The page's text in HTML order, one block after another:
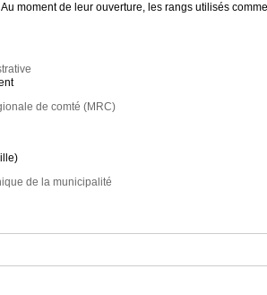
moment de leur ouverture, les rangs utilisés
de comté (MRC)
de la municipalité